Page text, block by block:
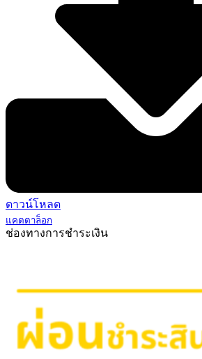
ดาวน์โหลด
แคตตาล็อก
ช่องทางการชำระเงิน